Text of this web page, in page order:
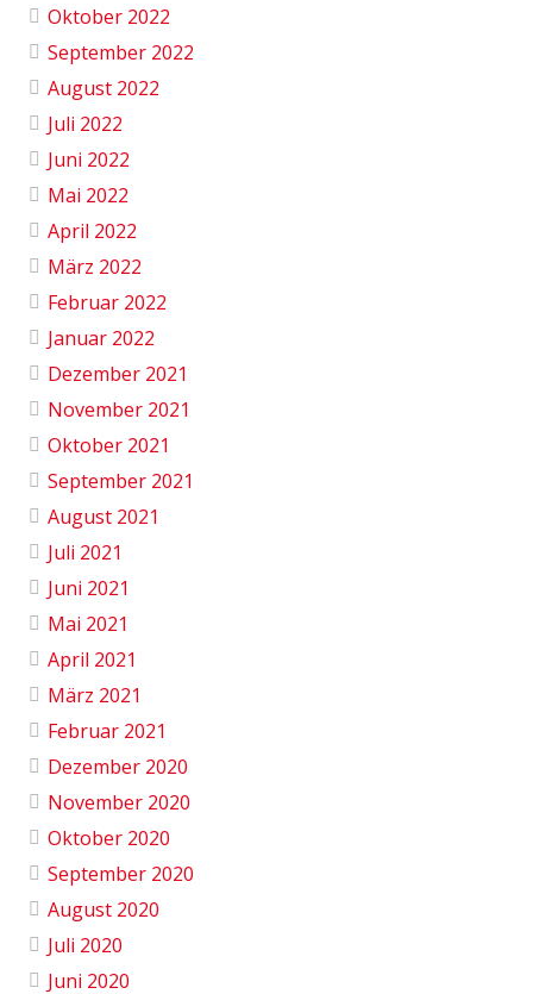
Oktober 2022
September 2022
August 2022
Juli 2022
Juni 2022
Mai 2022
April 2022
März 2022
Februar 2022
Januar 2022
Dezember 2021
November 2021
Oktober 2021
September 2021
August 2021
Juli 2021
Juni 2021
Mai 2021
April 2021
März 2021
Februar 2021
Dezember 2020
November 2020
Oktober 2020
September 2020
August 2020
Juli 2020
Juni 2020